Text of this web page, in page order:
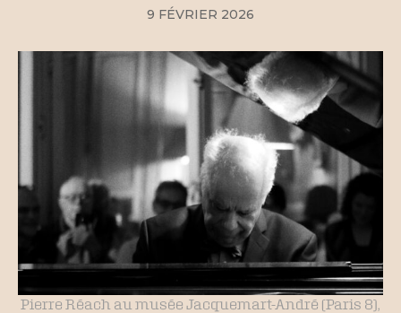
9 FÉVRIER 2026
Pierre Réach au musée Jacquemart-André (Paris 8),